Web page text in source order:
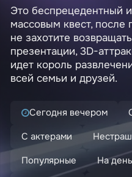
Это беспрецедентный
массовым квест, после
не захотите
презентации, 3D-
идет король
всей семьи и друзей.
Сегодня вечером
С актерами
Популярные
На